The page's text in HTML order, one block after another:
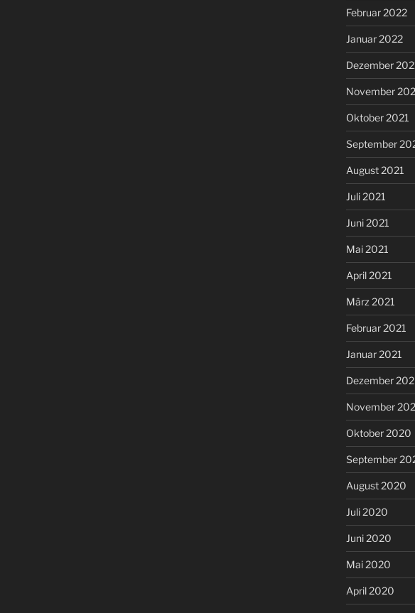
Februar 2022
Januar 2022
Dezember
November
Oktober 2021
September
August 2021
Juli 2021
Juni 2021
Mai 2021
April 2021
März 2021
Februar 2021
Januar 2021
Dezember
November
Oktober 2020
September
August 2020
Juli 2020
Juni 2020
Mai 2020
April 2020